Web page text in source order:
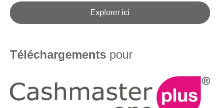
Explorer ici
Téléchargements pour